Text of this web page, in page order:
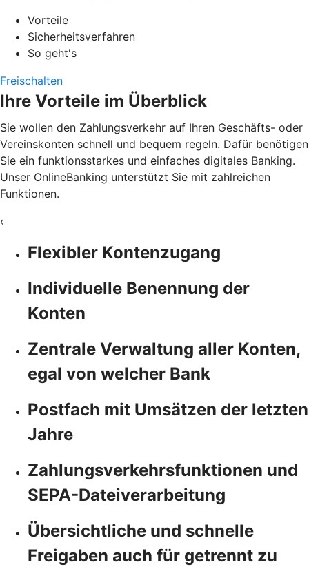
Vorteile
Sicherheitsverfahren
So geht's
Freischalten
Ihre Vorteile im Überblick
Sie wollen den Zahlungsverkehr auf Ihren Geschäfts- oder
Vereinskonten schnell und bequem regeln. Dafür benötigen
Sie ein funktionsstarkes und einfaches digitales Banking.
Unser OnlineBanking unterstützt Sie mit zahlreichen
Funktionen.
‹
Flexibler Kontenzugang
Individuelle Benennung der
Konten
Zentrale Verwaltung aller Konten,
egal von welcher Bank
Postfach mit Umsätzen der letzten
Jahre
Zahlungsverkehrsfunktionen und
SEPA-Dateiverarbeitung
Übersichtliche und schnelle
Freigaben auch für getrennt zu